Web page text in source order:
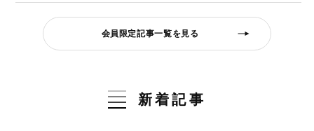
会員限定記事一覧を見る
新着記事